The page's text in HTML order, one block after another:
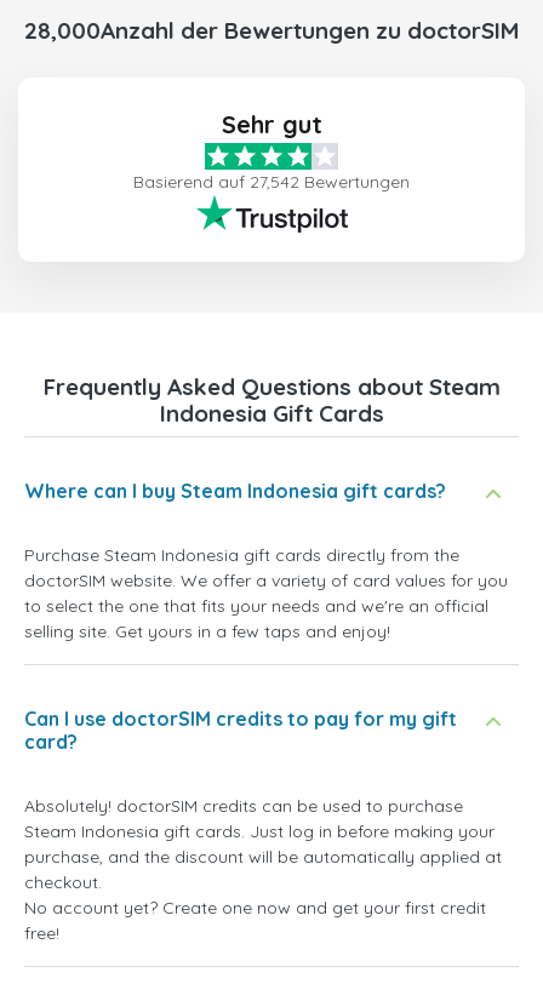
28,000Anzahl der Bewertungen zu doctorSIM
Sehr gut
Basierend auf 27,542 Bewertungen
Frequently Asked Questions about Steam
Indonesia Gift Cards
Where can I buy Steam Indonesia gift cards?
Purchase Steam Indonesia gift cards directly from the
doctorSIM website. We offer a variety of card values for you
to select the one that fits your needs and we're an official
selling site. Get yours in a few taps and enjoy!
Can I use doctorSIM credits to pay for my gift
card?
Absolutely! doctorSIM credits can be used to purchase
Steam Indonesia gift cards. Just log in before making your
purchase, and the discount will be automatically applied at
checkout.
No account yet? Create one now and get your first credit
free!